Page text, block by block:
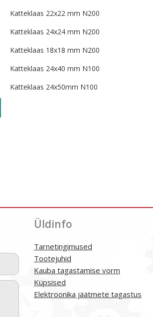
Katteklaas 22x22 mm N200
Katteklaas 24x24 mm N200
Katteklaas 18x18 mm N200
Katteklaas 24x40 mm N100
Katteklaas 24x50mm N100
Üldinfo
Tarnetingimused
Tootejuhid
Kauba tagastamise vorm
Küpsised
Elektroonika jäätmete tagastus